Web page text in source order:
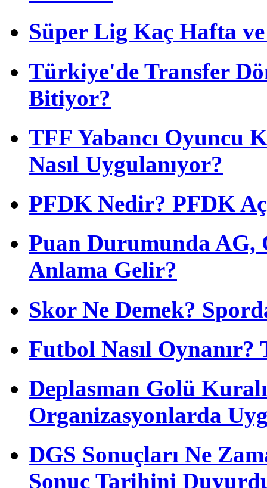
Süper Lig Kaç Hafta
Türkiye'de Transfer
Bitiyor?
TFF Yabancı Oyuncu
Nasıl Uygulanıyor?
PFDK Nedir? PFDK
Puan Durumunda AG,
Anlama Gelir?
Skor Ne Demek?
Futbol Nasıl
Deplasman Golü
Organizasyonlarda
DGS Sonuçları Ne
Sonuç Tarihini